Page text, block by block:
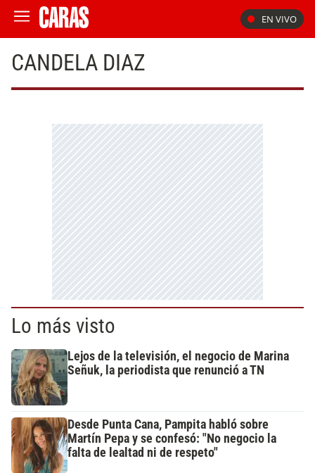
EN VIVO
CANDELA DIAZ
Lo más visto
Lejos de la televisión, el negocio de Marina
Señuk, la periodista que renunció a TN
Desde Punta Cana, Pampita habló sobre
Martín Pepa y se confesó: "No negocio la
falta de lealtad ni de respeto"